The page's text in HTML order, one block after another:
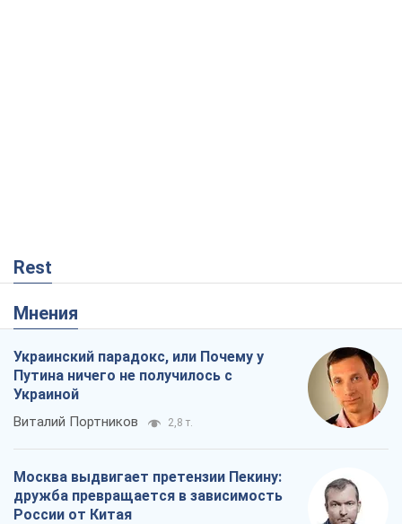
Rest
Мнения
Украинский парадокс, или Почему у
Путина ничего не получилось с
Украиной
Виталий Портников 2,8 т.
Москва выдвигает претензии Пекину:
дружба превращается в зависимость
России от Китая